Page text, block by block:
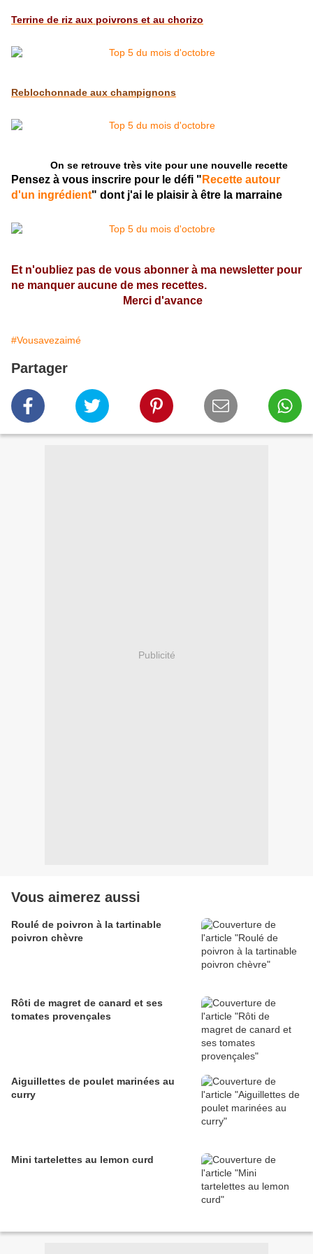
Terrine de riz aux poivrons et au chorizo
Reblochonnade aux champignons
On se retrouve très vite pour une nouvelle recette
Pensez à vous inscrire pour le défi " Recette autour
d'un ingrédient" dont j'ai le plaisir à être la marraine
Et n'oubliez pas de vous abonner à ma newsletter pour
ne manquer aucune de mes recettes.
Merci d'avance
#Vousavezaimé
Partager
Publicité
Vous aimerez aussi
Roulé de poivron à la tartinable
poivron chèvre
Rôti de magret de canard et ses
tomates provençales
Aiguillettes de poulet marinées au
curry
Mini tartelettes au lemon curd